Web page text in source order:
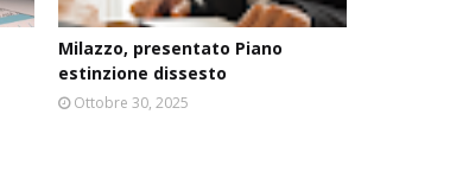
Milazzo, presentato Piano
estinzione dissesto
Ottobre 30, 2025